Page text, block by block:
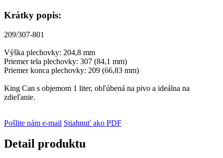
Krátky popis:
209/307-801
Výška plechovky: 204,8 mm
Priemer tela plechovky: 307 (84,1 mm)
Priemer konca plechovky: 209 (66,83 mm)
King Can s objemom 1 liter, obľúbená na pivo a ideálna na
zdieľanie.
Pošlite nám e-mail Stiahnuť ako PDF
Detail produktu